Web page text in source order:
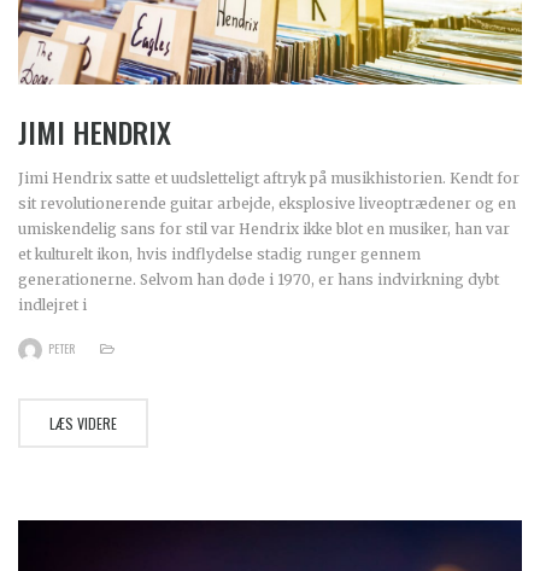
JIMI HENDRIX
Jimi Hendrix satte et uudsletteligt aftryk på musikhistorien. Kendt for
sit revolutionerende guitar arbejde, eksplosive liveoptrædener og en
umiskendelig sans for stil var Hendrix ikke blot en musiker, han var
et kulturelt ikon, hvis indflydelse stadig runger gennem
generationerne. Selvom han døde i 1970, er hans indvirkning dybt
indlejret i
PETER
LÆS VIDERE